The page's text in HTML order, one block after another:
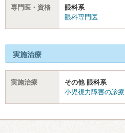
専門医・資格
眼科系
眼科専門医
実施治療
実施治療
その他 眼科系
小児視力障害の診療